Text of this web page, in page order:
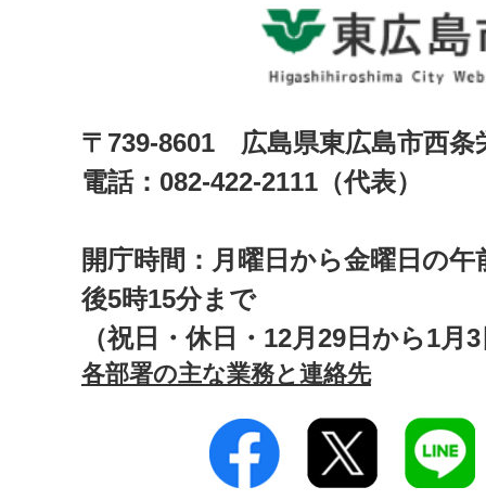
〒739-8601 広島県東広島市西
電話：082-422-2111（代表）
開庁時間：月曜日から金曜日の午
後5時15分まで
（祝日・休日・12月29日から1月
各部署の主な業務と連絡先